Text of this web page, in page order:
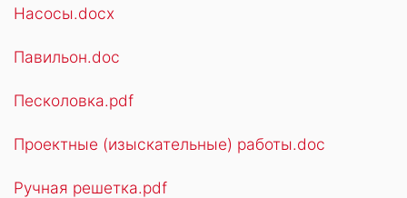
Насосы.docx
Павильон.doc
Песколовка.pdf
Проектные (изыскательные) работы.doc
Ручная решетка.pdf